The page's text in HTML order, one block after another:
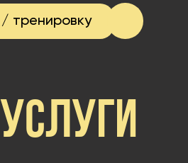
тренировку